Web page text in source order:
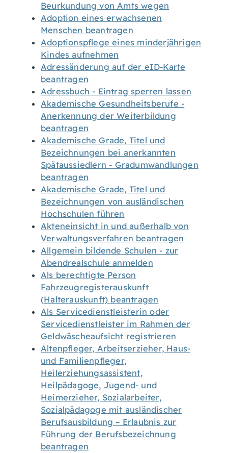
Beurkundung von Amts wegen
Adoption eines erwachsenen
Menschen beantragen
Adoptionspflege eines minderjährigen
Kindes aufnehmen
Adressänderung auf der eID-Karte
beantragen
Adressbuch - Eintrag sperren lassen
Akademische Gesundheitsberufe -
Anerkennung der Weiterbildung
beantragen
Akademische Grade, Titel und
Bezeichnungen bei anerkannten
Spätaussiedlern - Gradumwandlungen
beantragen
Akademische Grade, Titel und
Bezeichnungen von ausländischen
Hochschulen führen
Akteneinsicht in und außerhalb von
Verwaltungsverfahren beantragen
Allgemein bildende Schulen - zur
Abendrealschule anmelden
Als berechtigte Person
Fahrzeugregisterauskunft
(Halterauskunft) beantragen
Als Servicedienstleisterin oder
Servicedienstleister im Rahmen der
Geldwäscheaufsicht registrieren
Altenpfleger, Arbeitserzieher, Haus-
und Familienpfleger,
Heilerziehungsassistent,
Heilpädagoge, Jugend- und
Heimerzieher, Sozialarbeiter,
Sozialpädagoge mit ausländischer
Berufsausbildung – Erlaubnis zur
Führung der Berufsbezeichnung
beantragen